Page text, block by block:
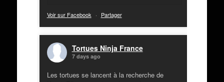
Voir sur Facebook · Partager
Tortues Ninja France
7 days ago
Les tortues se lancent à la recherche de